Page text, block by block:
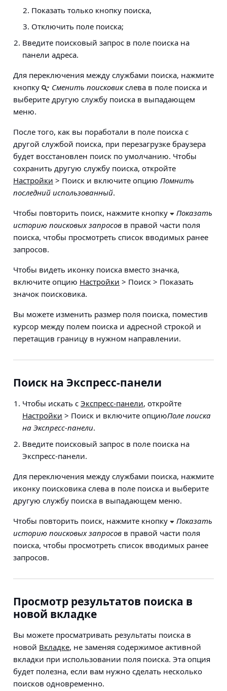
Показать только кнопку поиска,
Отключить поле поиска;
Введите поисковый запрос в поле поиска на
панели адреса.
Для переключения между службами поиска, нажмите
кнопку
Сменить поисковикслева в поле поиска и
выберите другую службу поиска в выпадающем
меню.
После того, как вы поработали в поле поиска с
другой службой поиска, при перезагрузке браузера
будет восстановлен поиск по умолчанию. Чтобы
сохранить другую службу поиска, откройте
Настройки > Поиск и включите опцию Помнить
последний использованный.
Чтобы повторить поиск, нажмите кнопку
Показать
историю поисковых запросов в правой части поля
поиска, чтобы просмотреть список вводимых ранее
запросов.
Чтобы видеть иконку поиска вместо значка,
включите опцию Настройки > Поиск > Показать
значок поисковика.
Вы можете изменить размер поля поиска, поместив
курсор между полем поиска и адресной строкой и
перетащив границу в нужном направлении.
Поиск на Экспресс-панели
Чтобы искать с Экспресс-панели, откройте
Настройки > Поиск и включите опциюПоле поиска
на Экспресс-панели.
Введите поисковый запрос в поле поиска на
Экспресс-панели.
Для переключения между службами поиска, нажмите
иконку поисковика слева в поле поиска и выберите
другую службу поиска в выпадающем меню.
Чтобы повторить поиск, нажмите кнопку
Показать
историю поисковых запросов в правой части поля
поиска, чтобы просмотреть список вводимых ранее
запросов.
Просмотр результатов поиска в
новой вкладке
Вы можете просматривать результаты поиска в
новой Вкладке, не заменяя содержимое активной
вкладки при использовании поля поиска. Эта опция
будет полезна, если вам нужно сделать несколько
поисков одновременно.